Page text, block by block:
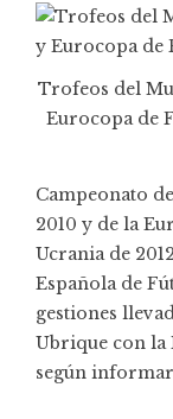
Trofeos del
Eurocopa de
Campeonato
2010 y de la
Ucrania de
Española de
gestiones
Ubrique con la
según